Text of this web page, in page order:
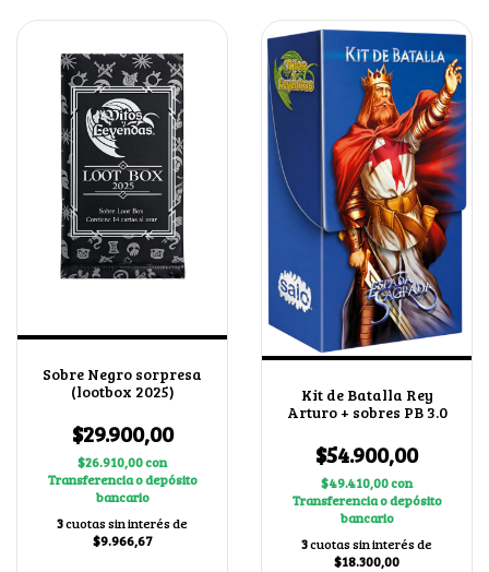
Sobre Negro sorpresa
(lootbox 2025)
$29.900,00
$26.910,00con
Transferencia o depósito
bancario
3cuotas sin interés de
$9.966,67
Kit de Batalla Rey
Arturo + sobres PB 3.0
$54.900,00
$49.410,00con
Transferencia o depósito
bancario
3cuotas sin interés de
$18.300,00